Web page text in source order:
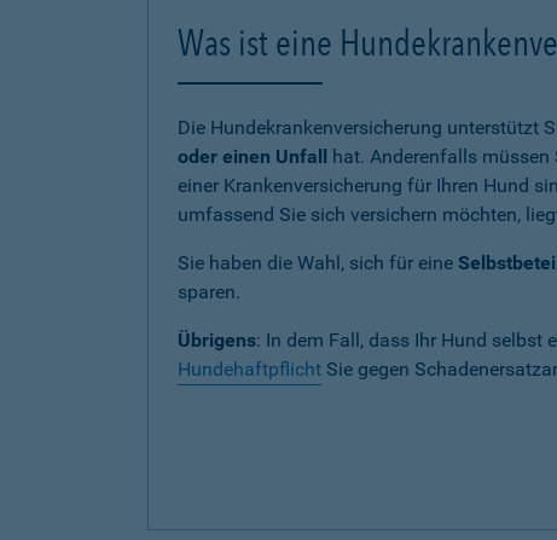
Was ist eine
Die Hundekrankenversicherung unterstützt
oder einen Unfall hat. Anderenfalls
einer Krankenversicherung für Ihren Hund
umfassend Sie sich versichern möchten,
Sie haben die Wahl, sich für eine
sparen.
Übrigens: In dem Fall, dass Ihr Hund selbst
Hundehaftpflicht Sie gegen